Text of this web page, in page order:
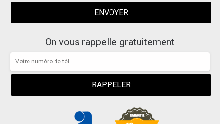
On vous rappelle gratuitement